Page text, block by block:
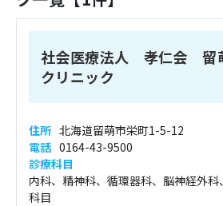
社会医療法人 孝仁会 留
クリニック
住所 北海道留萌市栄町1-5-12
電話 0164-43-9500
診療科目
内科、精神科、循環器科、脳神経外
科目